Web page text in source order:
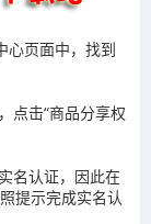
心页面中，找到
点击“商品分享权
名认证，因此在
提示完成实名认